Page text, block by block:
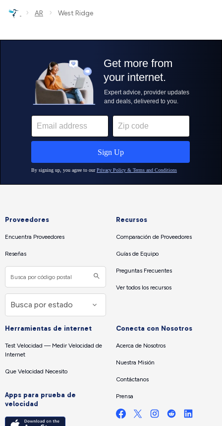
› AR › West Ridge
Proveedores
Encuentra Proveedores
Reseñas
Recursos
Comparación de Proveedores
Guías de Equipo
Preguntas Frecuentes
Ver todos los recursos
Herramientas de internet
Test Velocidad — Medir Velocidad de
Internet
Que Velocidad Necesito
Apps para prueba de
velocidad
Conecta con Nosotros
Acerca de Nosotros
Nuestra Misión
Contáctanos
Prensa